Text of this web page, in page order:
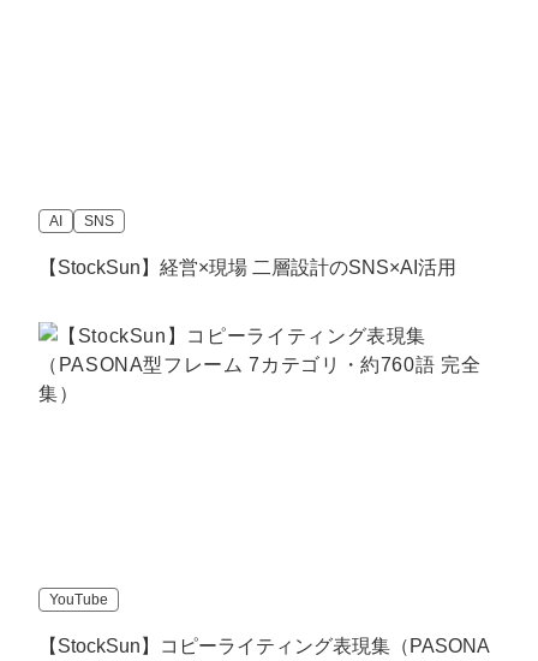
AI SNS
【StockSun】経営×現場 二層設計のSNS×AI活用
YouTube
【StockSun】コピーライティング表現集（PASONA